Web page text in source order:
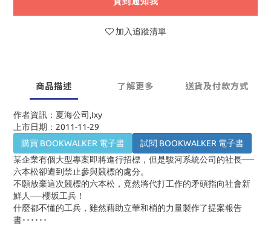
加入追蹤清單
商品描述 了解更多 送貨及付款方式
作者資訊：夏海公司,Ixy
上市日期：2011-11-29
購買 BOOKWALKER 電子書
試閱 BOOKWALKER 電子書
某企業有個大型專案即將進行招標，但是駿河系統公司的社長──
六本松卻遭到禁止參與競標的處分。
不願放棄這次競標的六本松，竟然將代打工作的矛頭指向社會新
鮮人──櫻坂工兵！
什麼都不懂的工兵，雖然藉助立華和梢的力量製作了提案報告
書･･････